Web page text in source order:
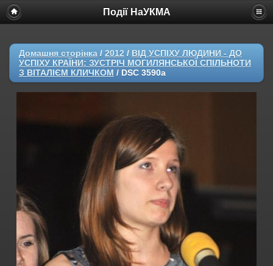
Події НаУКМА
Домашня сторінка / 2012 / ВІД УСПІХУ ЛЮДИНИ - ДО
УСПІХУ КРАЇНИ: ЗУСТРІЧ МОГИЛЯНСЬКОЇ СПІЛЬНОТИ
З ВІТАЛІЄМ КЛИЧКОМ / DSC 3590a